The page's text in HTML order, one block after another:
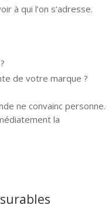
à qui l’on s’adresse.
de votre marque ?
ne convainc personne.
la